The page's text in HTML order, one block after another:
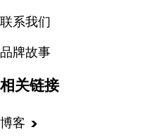
联系我们
品牌故事
相关链接
博客